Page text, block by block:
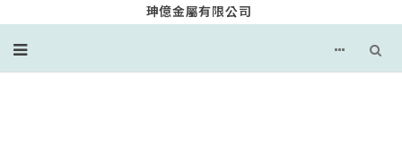
珅億金屬有限公司